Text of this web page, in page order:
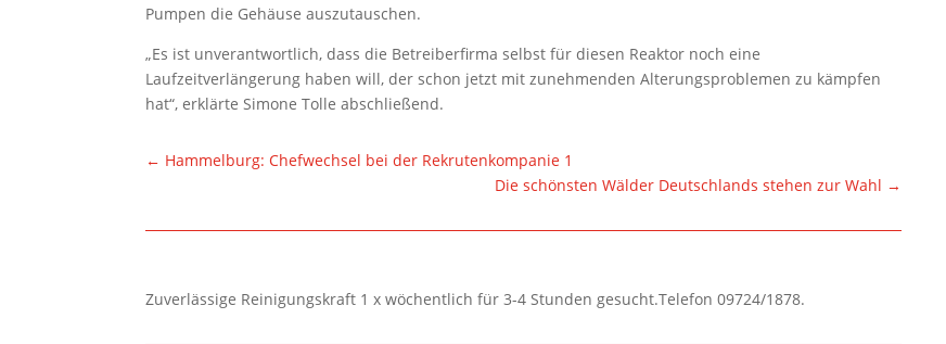
Pumpen die Gehäuse auszutauschen.
„Es ist unverantwortlich, dass die Betreiberfirma selbst für diesen Reaktor noch eine
Laufzeitverlängerung haben will, der schon jetzt mit zunehmenden Alterungsproblemen zu kämpfen
hat“, erklärte Simone Tolle abschließend.
← Hammelburg: Chefwechsel bei der Rekrutenkompanie 1
Die schönsten Wälder Deutschlands stehen zur Wahl →
Zuverlässige Reinigungskraft 1 x wöchentlich für 3-4 Stunden gesucht.Telefon 09724/1878.